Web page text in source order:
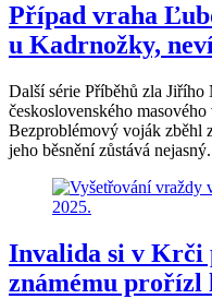
Případ vraha
u Kadrnožky,
Další série Příběhů zla Jiřího
československého
Bezproblémový voják zběhl
jeho běsnění zůstává nejasný.
Invalida si v Krči
známému